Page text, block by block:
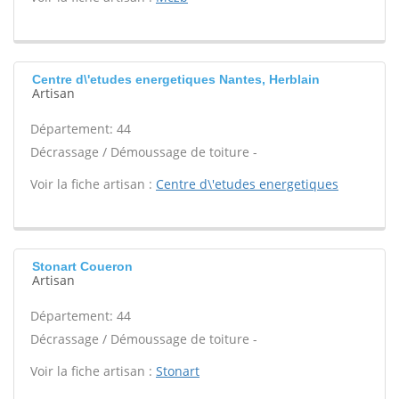
Centre d\'etudes energetiques Nantes, Herblain
Artisan
Département: 44
Décrassage / Démoussage de toiture -
Voir la fiche artisan : Centre d\'etudes energetiques
Stonart Coueron
Artisan
Département: 44
Décrassage / Démoussage de toiture -
Voir la fiche artisan : Stonart